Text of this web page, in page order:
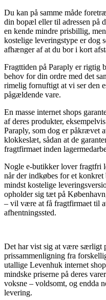
Du kan på samme måde
din bopæl eller til adressen på
en kende mindre prisbillig,
kostelige leveringstype er dog
afhænger af at du bor i kort
Fragttiden på Paraply er rigtig
behov for din ordre med det
rimelig fornuftigt at vi ser den
pågældende vare.
En masse internet shops
af deres produkter,
Paraply, som dog er påkrævet
klokkeslæt, sådan at de
fragtfirmaet inden
Nogle e-butikker lover fragtfri
når der indkøbes for et
mindst kostelige
opholder sig tæt på
– vil være at få fragtfirmaet til
afhentningssted.
Det har vist sig at være særligt
prissammenligning fra
utallige Levenhuk internet
mindske priserne på deres
voksne – voldsomt, og endda
levering.